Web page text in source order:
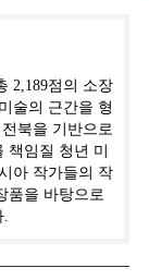
2,189점의 소장
술의 근간을 형
북을 기반으로
임질 청년 미
아 작가들의 작
품을 바탕으로
.